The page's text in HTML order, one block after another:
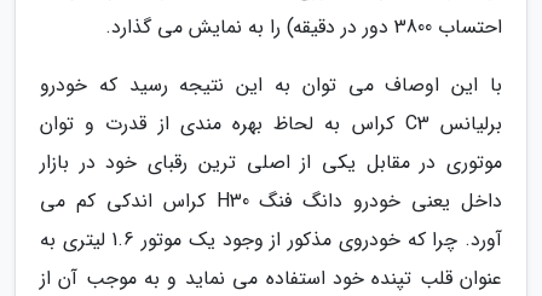
احتساب 3800 دور در دقیقه) را به نمایش می گذارد.
با این اوصاف می توان به این نتیجه رسید که خودرو
برلیانس C3 کراس به لحاظ بهره مندی از قدرت و توان
موتوری در مقابل یکی از اصلی ترین رقبای خود در بازار
داخل یعنی خودرو دانگ فنگ H30 کراس اندکی کم می
آورد. چرا که خودروی مذکور از وجود یک موتور 1.6 لیتری به
عنوان قلب تپنده خود استفاده می نماید و به موجب آن از